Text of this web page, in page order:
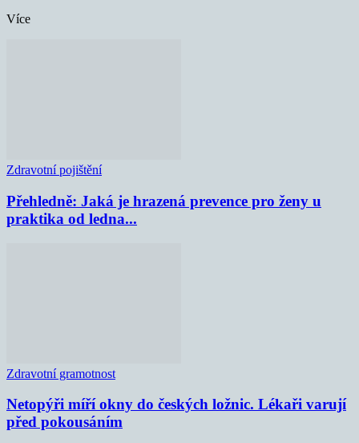
Více
Zdravotní pojištění
Přehledně: Jaká je hrazená prevence pro ženy u
praktika od ledna...
Zdravotní gramotnost
Netopýři míří okny do českých ložnic. Lékaři varují
před pokousáním